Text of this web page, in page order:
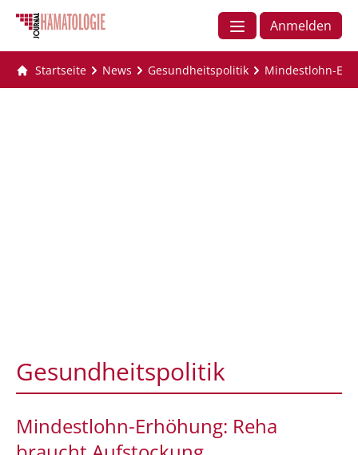
Anmelden
Startseite News Gesundheitspolitik Mindestlohn-
Gesundheitspolitik
Mindestlohn-Erhöhung: Reha